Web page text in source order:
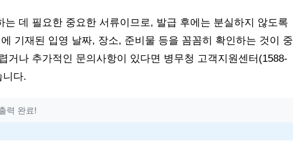
는 데 필요한 중요한 서류이므로, 발급 후에는 분실하지 않도록
기재된 입영 날짜, 장소, 준비물 등을 꼼꼼히 확인하는 것이 중
거나 추가적인 문의사항이 있다면 병무청 고객지원센터(1588-
니다.
력 완료!